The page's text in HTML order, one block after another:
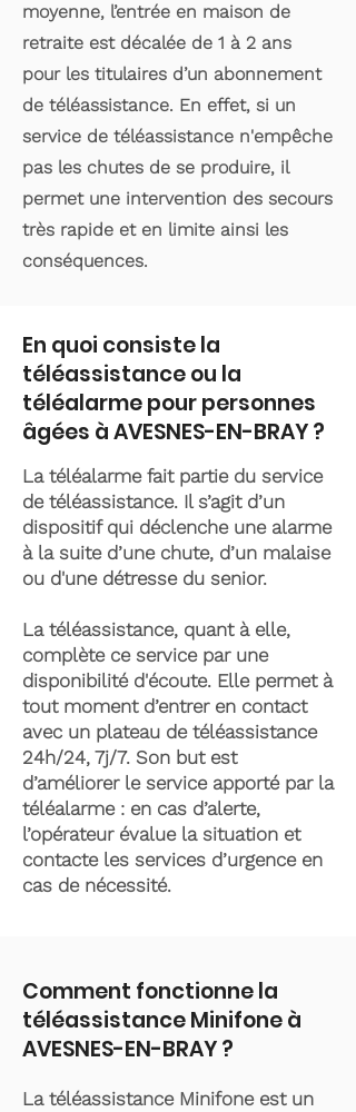
moyenne, l’entrée en maison de
retraite est décalée de 1 à 2 ans
pour les titulaires d’un abonnement
de téléassistance. En effet, si un
service de téléassistance n'empêche
pas les chutes de se produire, il
permet une intervention des secours
très rapide et en limite ainsi les
conséquences.
En quoi consiste la
téléassistance ou la
téléalarme pour personnes
âgées à AVESNES-EN-BRAY ?
La téléalarme fait partie du service
de téléassistance. Il s’agit d’un
dispositif qui déclenche une alarme
à la suite d’une chute, d’un malaise
ou d'une détresse du senior.
La téléassistance, quant à elle,
complète ce service par une
disponibilité d'écoute. Elle permet à
tout moment d’entrer en contact
avec un plateau de téléassistance
24h/24, 7j/7. Son but est
d’améliorer le service apporté par la
téléalarme : en cas d’alerte,
l’opérateur évalue la situation et
contacte les services d’urgence en
cas de nécessité.
Comment fonctionne la
téléassistance Minifone à
AVESNES-EN-BRAY ?
La téléassistance Minifone est un